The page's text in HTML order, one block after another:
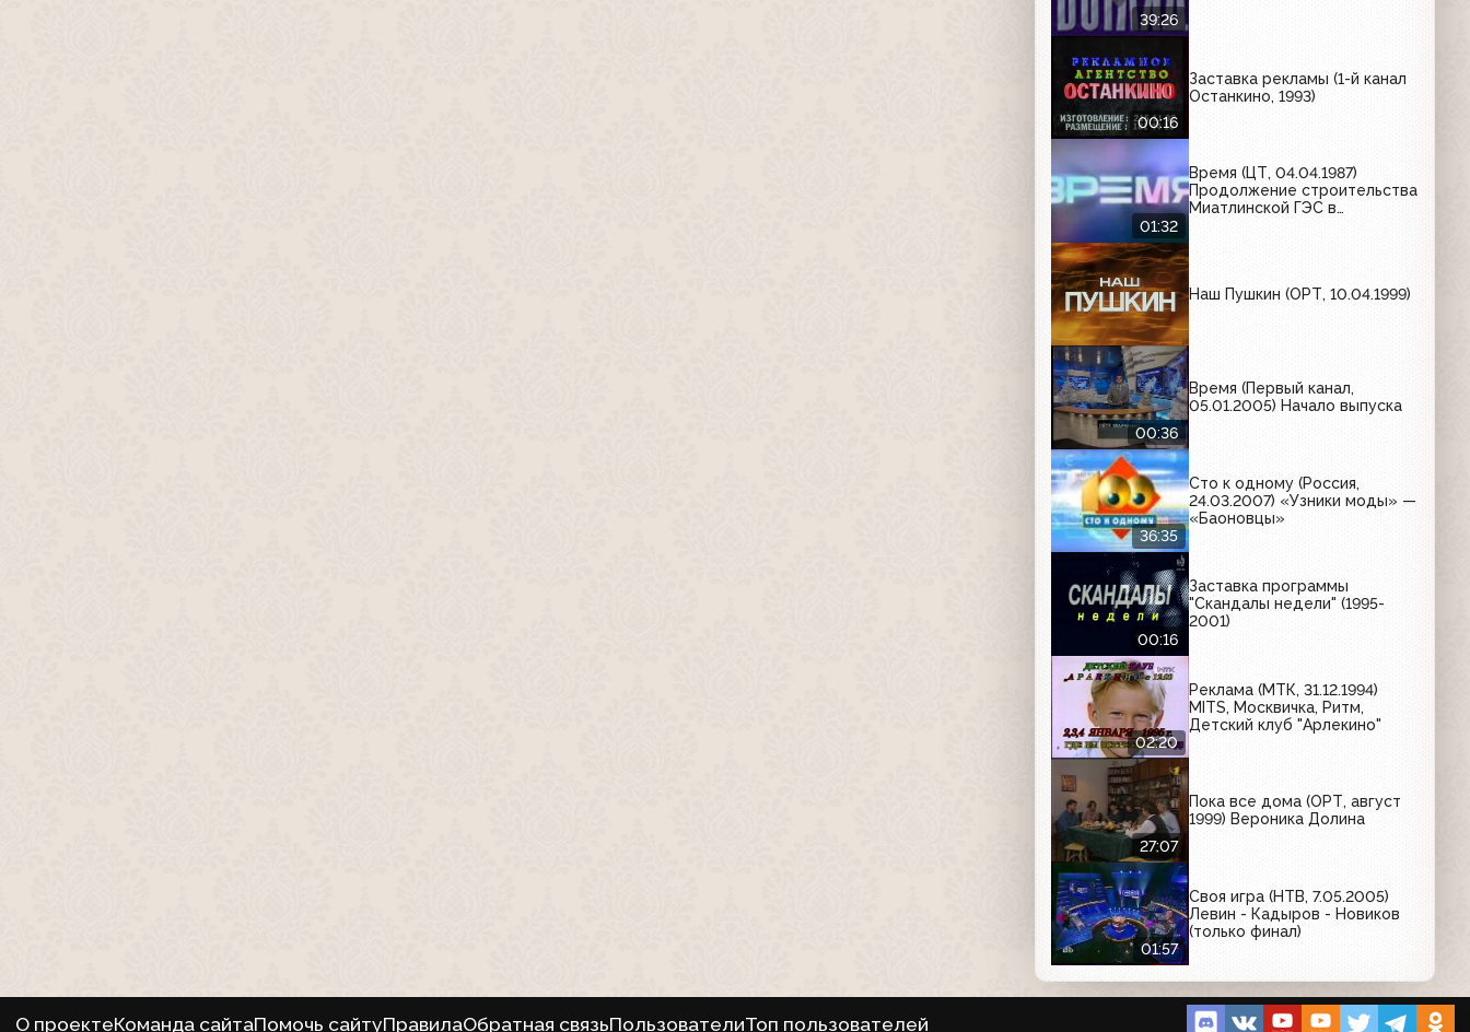
39:26
00:16
Заставка рекламы (1-й канал
Останкино, 1993)
01:32
Время (ЦТ, 04.04.1987)
Продолжение строительства
Миатлинской ГЭС в
Наш Пушкин (ОРТ, 10.04.1999)
00:36
Время (Первый канал,
05.01.2005) Начало выпуска
36:35
Сто к одному (Россия,
24.03.2007) «Узники моды» —
«Баоновцы»
00:16
Заставка программы
"Скандалы недели" (1995-
2001)
02:20
Реклама (МТК, 31.12.1994)
MITS, Москвичка, Ритм,
Детский клуб "Арлекино"
27:07
Пока все дома (ОРТ, август
1999) Вероника Долина
01:57
Своя игра (НТВ, 7.05.2005)
Левин - Кадыров - Новиков
(только финал)
О проектеКоманда сайтаПомочь сайтуПравилаОбратная связьПользователиТоп пользователей